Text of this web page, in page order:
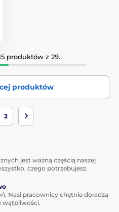
produktów z 29.
produktów
2
jest ważną częścią naszej
czego potrzebujesz.
Nasi pracownicy chętnie doradzą
wątpliwości.